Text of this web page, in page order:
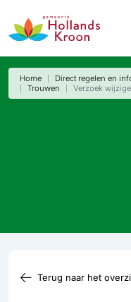
Home Direct regelen en
Trouwen
Verzoek
Terug naar het